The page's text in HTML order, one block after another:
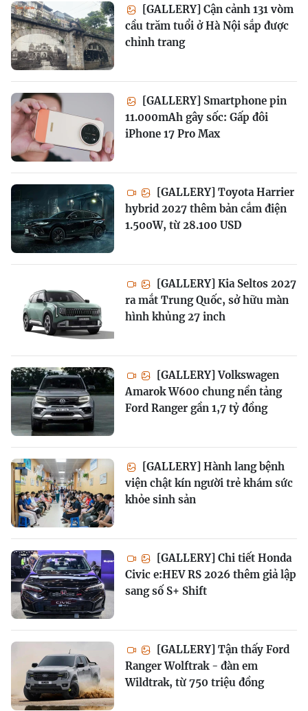
[GALLERY] Cận cảnh 131 vòm
cầu trăm tuổi ở Hà Nội sắp được
chỉnh trang
[GALLERY] Smartphone pin
11.000mAh gây sốc: Gấp đôi
iPhone 17 Pro Max
[GALLERY] Toyota Harrier
hybrid 2027 thêm bản cắm điện
1.500W, từ 28.100 USD
[GALLERY] Kia Seltos 2027
ra mắt Trung Quốc, sở hữu màn
hình khủng 27 inch
[GALLERY] Volkswagen
Amarok W600 chung nền tảng
Ford Ranger gần 1,7 tỷ đồng
[GALLERY] Hành lang bệnh
viện chật kín người trẻ khám sức
khỏe sinh sản
[GALLERY] Chi tiết Honda
Civic e:HEV RS 2026 thêm giả lập
sang số S+ Shift
[GALLERY] Tận thấy Ford
Ranger Wolftrak - đàn em
Wildtrak, từ 750 triệu đồng